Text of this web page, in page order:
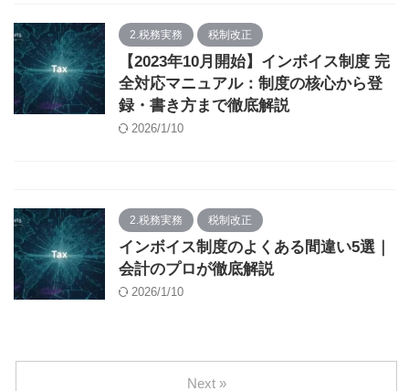
2.税務実務 税制改正
【2023年10月開始】インボイス制度 完
全対応マニュアル：制度の核心から登
録・書き方まで徹底解説
2026/1/10
2.税務実務 税制改正
インボイス制度のよくある間違い5選｜
会計のプロが徹底解説
2026/1/10
Next »